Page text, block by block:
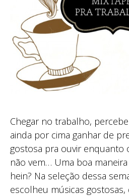
Chegar no trabalho,
ainda por cima ganhar de
gostosa pra ouvir enquanto
não vem… Uma boa
hein? Na seleção dessa
escolheu músicas